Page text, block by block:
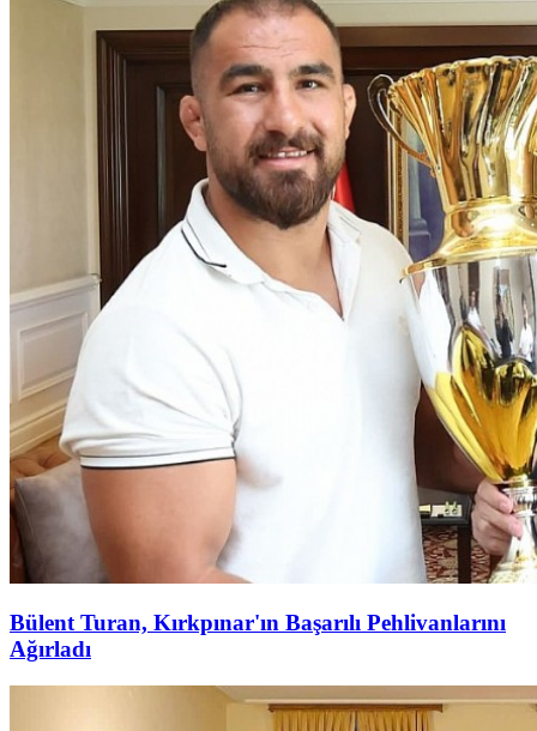
Bülent Turan, Kırkpınar'ın Başarılı Pehlivanlarını
Ağırladı